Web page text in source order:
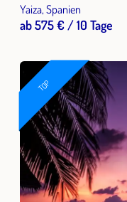
Yaiza, Spanien
ab 575 € / 10 Tage
TOP